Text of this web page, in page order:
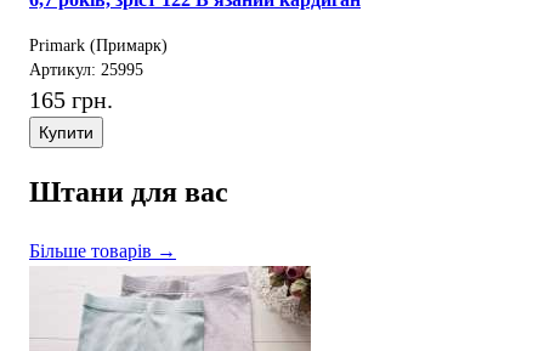
Primark (Примарк)
Артикул: 25995
165 грн.
Купити
Штани для вас
Більше товарів →